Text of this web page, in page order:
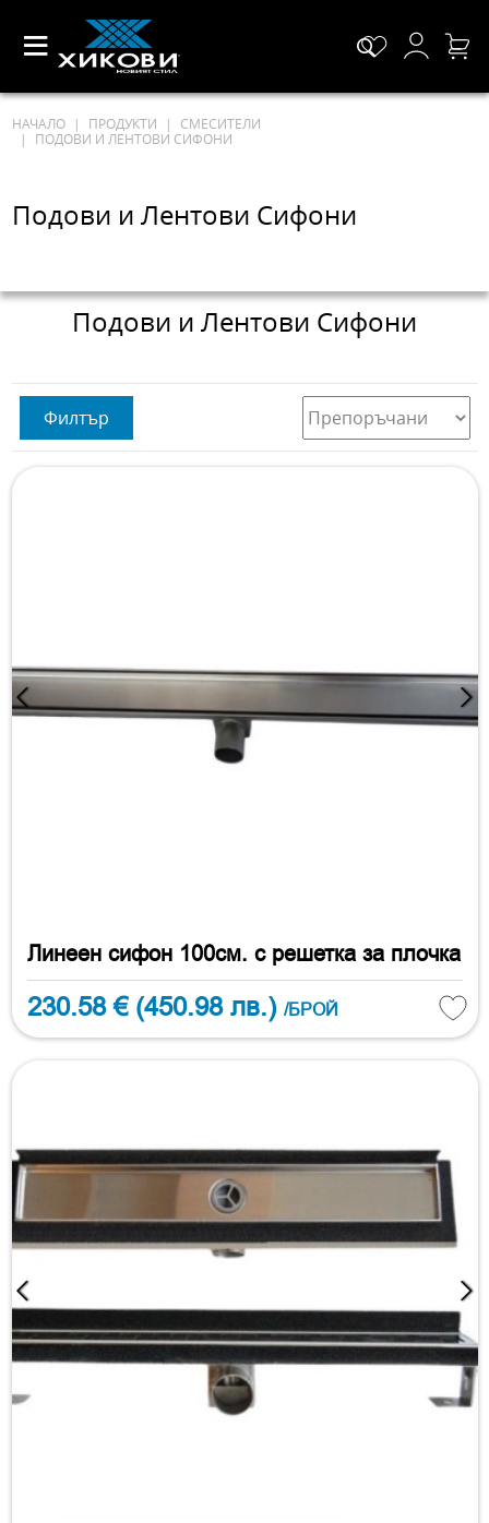
НАЧАЛО ПРОДУКТИ
СМЕСИТЕЛИ
ПОДОВИ И ЛЕНТОВИ СИФОНИ
Подови и Лентови Сифони
Подови и Лентови Сифони
Филтър
Линеен сифон 100см. с решетка за плочка
230.58 € (450.98 лв.) /БРОЙ